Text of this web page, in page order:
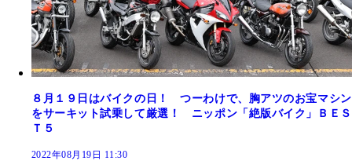
８月１９日はバイクの日！ つーわけで、胸アツのお宝マシン
をサーキット試乗して厳選！ ニッポン「絶版バイク」ＢＥＳ
Ｔ５
2022年08月19日 11:30